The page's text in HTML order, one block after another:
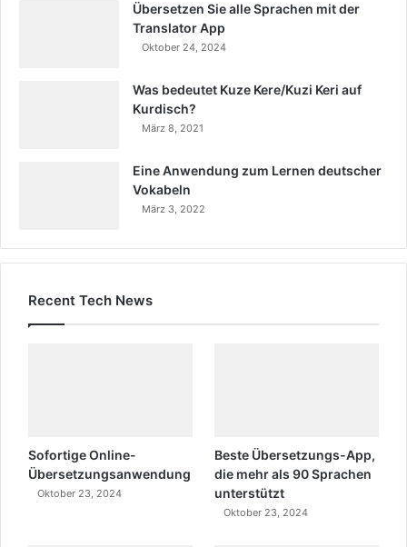
Übersetzen Sie alle Sprachen mit der
Translator App
Oktober 24, 2024
Was bedeutet Kuze Kere/Kuzi Keri auf
Kurdisch?
März 8, 2021
Eine Anwendung zum Lernen deutscher
Vokabeln
März 3, 2022
Recent Tech News
Sofortige Online-
Übersetzungsanwendung
Oktober 23, 2024
Beste Übersetzungs-App,
die mehr als 90 Sprachen
unterstützt
Oktober 23, 2024